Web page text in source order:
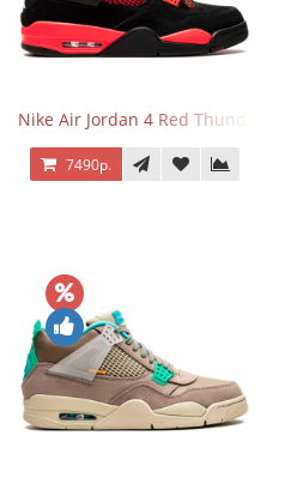
Nike Air Jordan 4 Red Thunder
7490р.